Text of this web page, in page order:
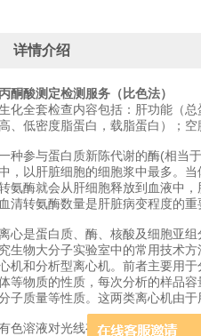
详情介绍
酮酸测定检测服务（比色法）
化全套检查内容包括：肝功能（
、低密度脂蛋白，载脂蛋白）；
种参与蛋白质新陈代谢的酶(相当
，以肝脏细胞的细胞浆中最多。
氨酶就会从肝细胞释放到血液中
血清转氨酶数量是肝脏病变程度的重
心是蛋白质、酶、核酸及细胞亚
究生物大分子实验室中的常用技术
机和分析型离心机。前者主要用
等物质的性质，每次分析的样品
子质量等性质。这两类离心机由于
色溶液对光线有选择性的吸收作